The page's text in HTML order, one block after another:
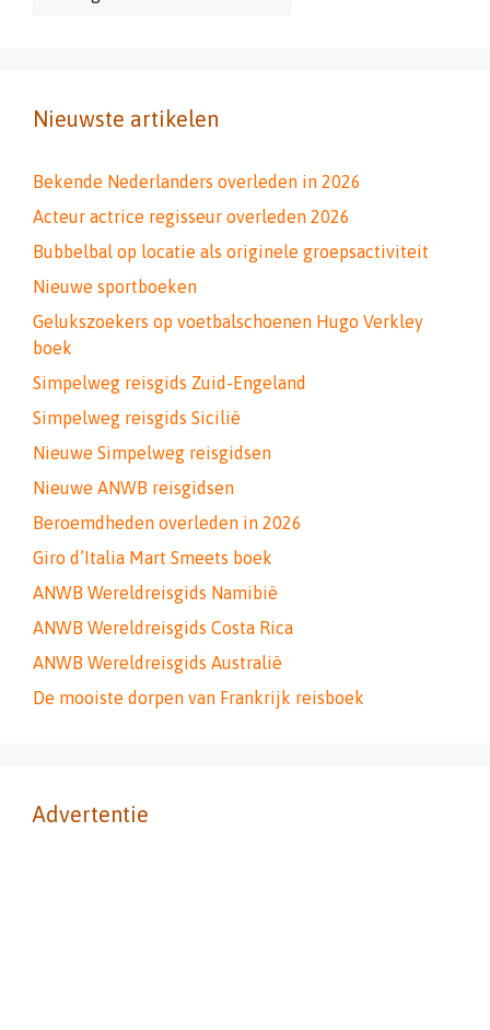
Nieuwste artikelen
Bekende Nederlanders overleden in 2026
Acteur actrice regisseur overleden 2026
Bubbelbal op locatie als originele groepsactiviteit
Nieuwe sportboeken
Gelukszoekers op voetbalschoenen Hugo Verkley
boek
Simpelweg reisgids Zuid-Engeland
Simpelweg reisgids Sicilië
Nieuwe Simpelweg reisgidsen
Nieuwe ANWB reisgidsen
Beroemdheden overleden in 2026
Giro d’Italia Mart Smeets boek
ANWB Wereldreisgids Namibië
ANWB Wereldreisgids Costa Rica
ANWB Wereldreisgids Australië
De mooiste dorpen van Frankrijk reisboek
Advertentie